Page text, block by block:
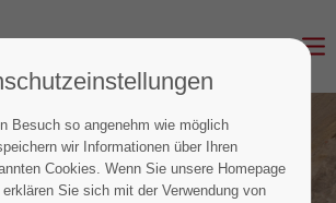
Besuch so angenehm wie möglich
wir Informationen über Ihren
Cookies. Wenn Sie unsere Homepage
Sie sich mit der Verwendung von